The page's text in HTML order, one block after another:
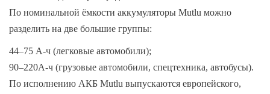
По номинальной ёмкости аккумуляторы Mutlu можно
разделить на две большие группы:
44–75 А-ч (легковые автомобили);
90–220А-ч (грузовые автомобили, спецтехника, автобусы).
По исполнению АКБ Mutlu выпускаются европейского,